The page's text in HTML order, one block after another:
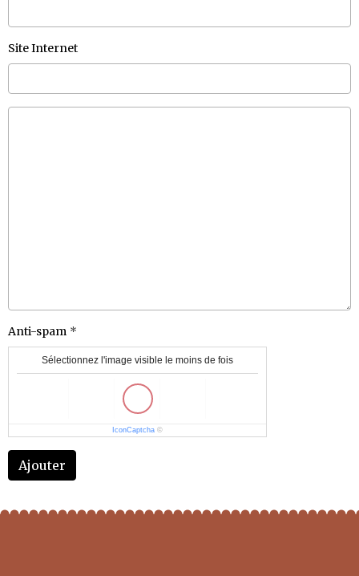
Site Internet
Anti-spam
Sélectionnez l'image visible le moins de fois
IconCaptcha ©
Ajouter